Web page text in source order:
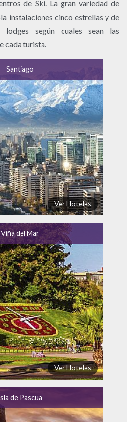
de Ski. La gran variedad de
instalaciones cinco estrellas y de
según cuales sean las
cada turista.
Santiago
Ver Hoteles
Viña del Mar
Ver Hoteles
de Pascua